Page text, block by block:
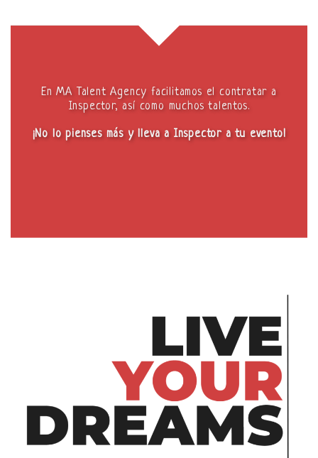
En MA Talent Agency facilitamos el contratar a
Inspector, así como muchos talentos.
¡No lo pienses más y lleva a Inspector a tu evento!